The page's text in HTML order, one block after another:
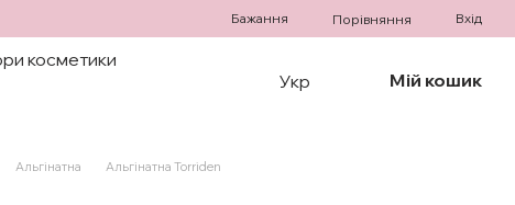
Бажання Порівняння Вхід
косметики
Укр Мій кошик
Альгінатна
Альгінатна Torriden